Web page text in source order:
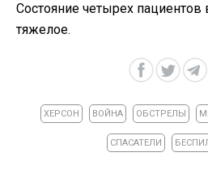
Состояние четырех
тяжелое.
ХЕРСОН ВОЙНА ОБСТРЕЛЫ
СПАСАТЕЛИ